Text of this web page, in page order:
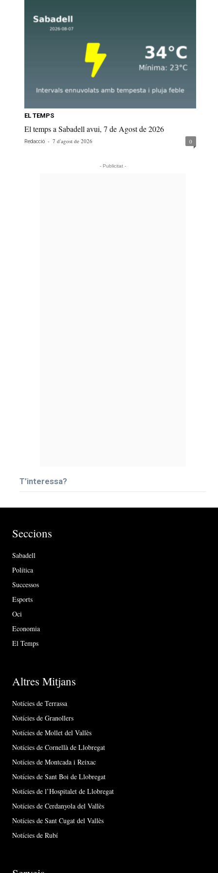
EL TEMPS
El temps a Sabadell avui, 7 de Agost de 2026
Redacció - 7 d'agost de 2026 0
- Publicitat -
T’interessa?
Seccions
Sabadell
Política
Successos
Esports
Oci
Economia
El Temps
Altres Mitjans
Notícies de Terrassa
Notícies de Granollers
Notícies de Mollet del Vallès
Notícies de Cornellà de Llobregat
Notícies de Montcada i Reixac
Notícies de Sant Boi de Llobregat
Notícies de l’Hospitalet de Llobregat
Notícies de Cerdanyola del Vallès
Notícies de Sant Cugat del Vallès
Notícies de Rubí